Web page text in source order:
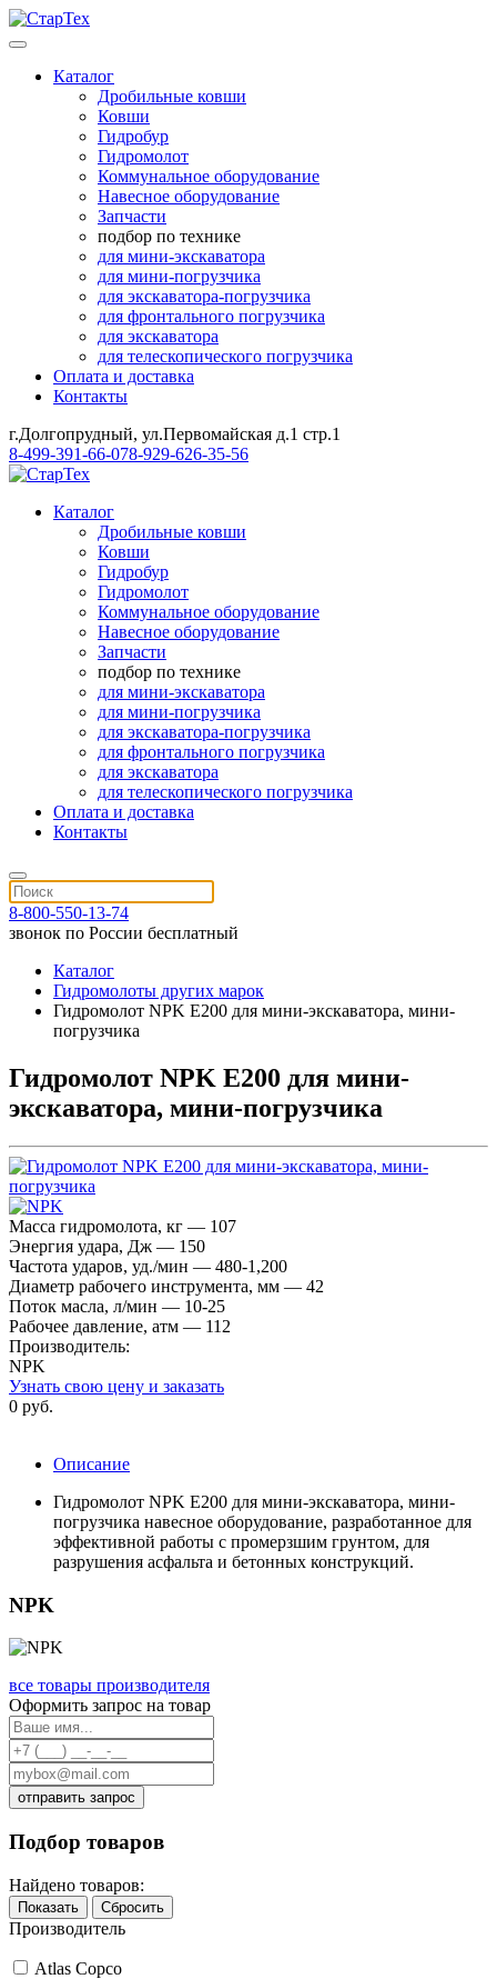
Каталог
Дробильные ковши
Ковши
Гидробур
Гидромолот
Коммунальное оборудование
Навесное оборудование
Запчасти
подбор по технике
для мини-экскаватора
для мини-погрузчика
для экскаватора-погрузчика
для фронтального погрузчика
для экскаватора
для телескопического погрузчика
Оплата и доставка
Контакты
г.Долгопрудный, ул.Первомайская д.1 стр.1
8-499-391-66-078-929-626-35-56
Каталог
Дробильные ковши
Ковши
Гидробур
Гидромолот
Коммунальное оборудование
Навесное оборудование
Запчасти
подбор по технике
для мини-экскаватора
для мини-погрузчика
для экскаватора-погрузчика
для фронтального погрузчика
для экскаватора
для телескопического погрузчика
Оплата и доставка
Контакты
8-800-550-13-74
звонок по России бесплатный
Каталог
Гидромолоты других марок
Гидромолот NPK E200 для мини-экскаватора, мини-
погрузчика
Гидромолот NPK E200 для мини-
экскаватора, мини-погрузчика
Масса гидромолота, кг — 107
Энергия удара, Дж — 150
Частота ударов, уд./мин — 480-1,200
Диаметр рабочего инструмента, мм — 42
Поток масла, л/мин — 10-25
Рабочее давление, атм — 112
Производитель:
NPK
Узнать свою цену и заказать
0 руб.
Описание
Гидромолот NPK E200 для мини-экскаватора, мини-
погрузчика навесное оборудование, разработанное для
эффективной работы с промерзшим грунтом, для
разрушения асфальта и бетонных конструкций.
NPK
все товары производителя
Оформить запрос на товар
отправить запрос
Подбор товаров
Найдено товаров:
Показать Сбросить
Производитель
Atlas Copco